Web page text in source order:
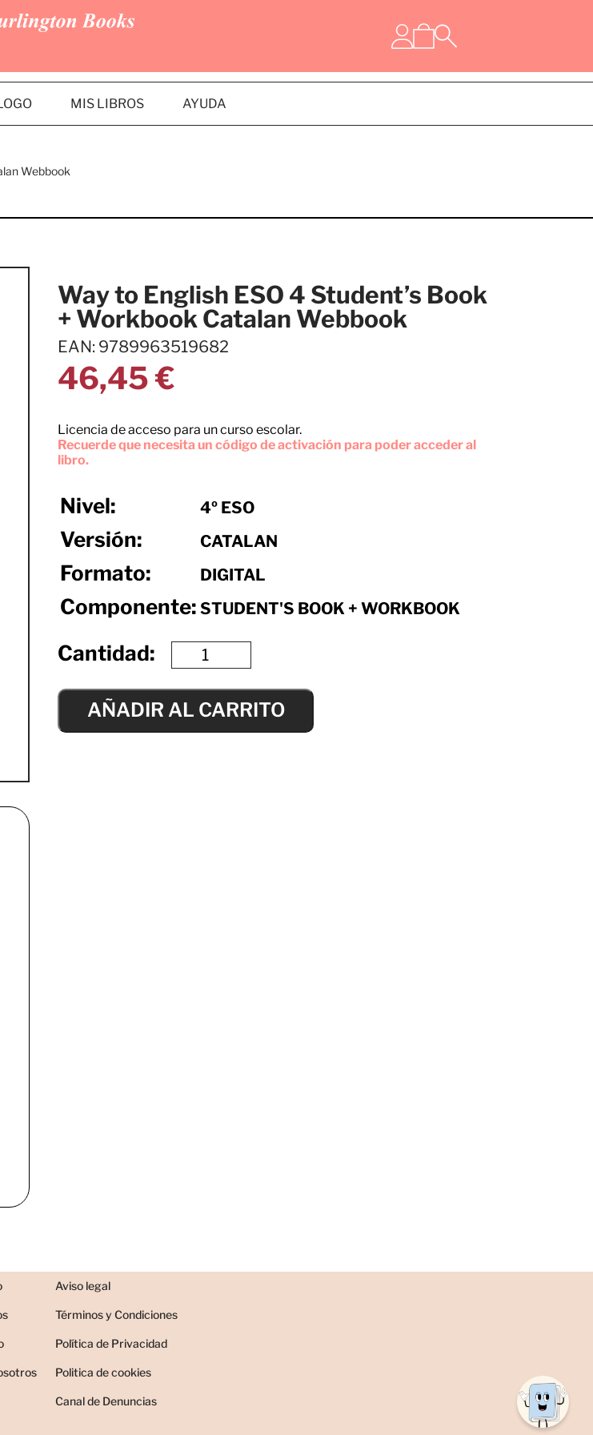
MIS LIBROS AYUDA
Webbook
Way to English ESO 4 Student’s Book
+ Workbook Catalan Webbook
EAN: 9789963519682
46,45€
Licencia de acceso para un curso escolar.
Recuerde que necesita un código de activación para poder acceder al
libro.
Nivel: 4º ESO
Versión: CATALAN
Formato: DIGITAL
Componente: STUDENT'S BOOK + WORKBOOK
AÑADIR AL CARRITO
Aviso legal
Términos y Condiciones
Política de Privacidad
Politica de cookies
Canal de Denuncias